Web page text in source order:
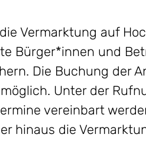
Vermarktung auf
Bürger*innen und
Die Buchung der
möglich. Unter der
vereinbart
hinaus die